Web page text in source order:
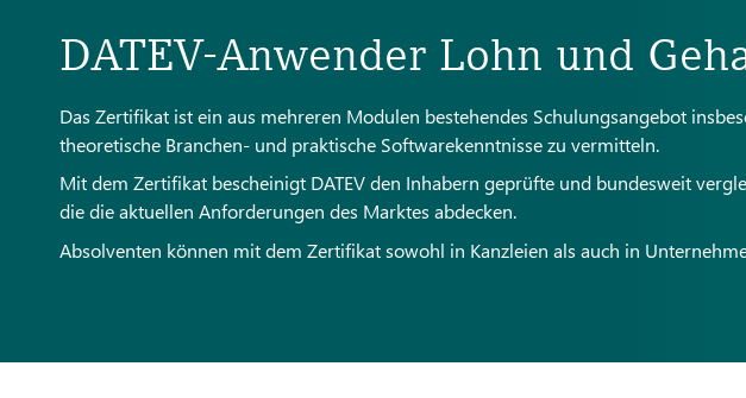
DATEV-Anwender Lohn und
Das Zertifikat ist ein aus mehreren Modulen bestehendes Schulungsangebot
theoretische Branchen- und praktische Softwarekenntnisse zu vermitteln.
Mit dem Zertifikat bescheinigt DATEV den Inhabern geprüfte und bundesweit
die die aktuellen Anforderungen des Marktes abdecken.
Absolventen können mit dem Zertifikat sowohl in Kanzleien als auch in